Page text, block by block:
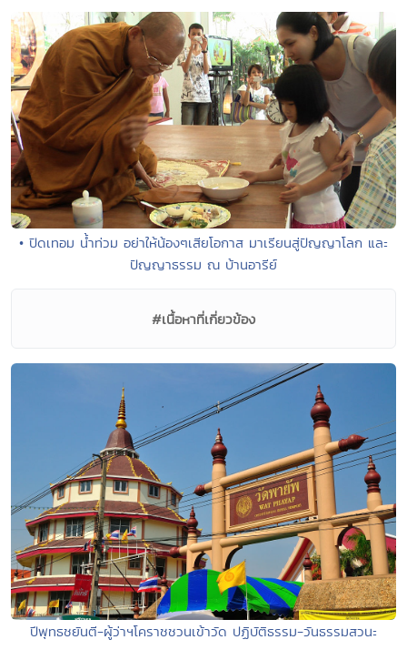
• ปิดเทอม น้ำท่วม อย่าให้น้องๆเสียโอกาส มาเรียนสู่ปัญญาโลก และ
ปัญญาธรรม ณ บ้านอารีย์
#เนื้อหาที่เกี่ยวข้อง
ปีพุทธชยันตี-ผู้ว่าฯโคราชชวนเข้าวัด ปฏิบัติธรรม-วันธรรมสวนะ